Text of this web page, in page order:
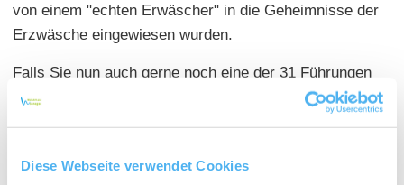
Diese Webseite verwendet Cookies
von einem "echten Erwäscher" in die Geheimnisse der
Erzwäsche eingewiesen wurden.
Falls Sie nun auch gerne noch eine der 31 Führungen
im Wonnegau besuchen möchten, dann schauen Sie